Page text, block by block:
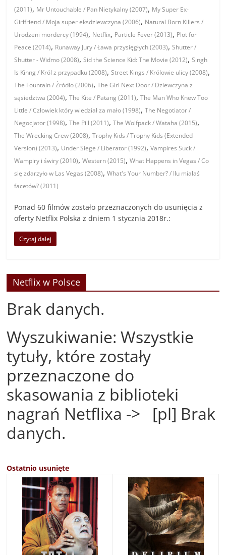
(2011), Mr Untouchable / Pan Nietykalny (2007), My Super Ex-
Girlfriend / Moja super eksdziewczyna (2006), Natural Born Killers /
Urodzeni mordercy (1994), Netflix, Particle Fever (2013), Plot for
Peace (2014), Runaway Jury / Ława przysięgłych (2003),Shutter /
Shutter - Widmo (2008),Sid the Science Kid: The Movie (2012),Singh
Is Kinng / Król z przypadku (2008),Street Kings / Królowie ulicy (2008),
The Fountain / Źródło (2006),The Girl Next Door / Dziewczyna z
sąsiedztwa (2004),The Kite / Patang (2011),The Man Who Knew Too
Little / Człowiek który wiedział za mało (1998),The Negotiator /
Negocjator (1998),The Pill (2011),The Wolfpack / Wataha (2015),
The Wrecking Crew (2008),Trophy Kids / Trophy Kids (Extended
Version) (2013), Under Siege / Liberator (1992),Vampires Suck /
Wampiry i świry (2010),Western (2015),What Happens in Vegas / Co
się zdarzyło w Las Vegas (2008),What's Your Number? / Ilu miałaś
facetów? (2011)
Ponad 60 filmów zostało przeznaczonych do usunięcia z
oferty Netflix Polska z dniem 1 stycznia 2018r.:
Czytaj dalej
Netflix w Polsce
Brak danych.
Wyszukiwanie: Wszystkie
tytuły, które zostały
przeznaczone do
skasowania z biblioteki
nagrań Netflixa -> [pl] Brak
danych.
Ostatnio usunięte